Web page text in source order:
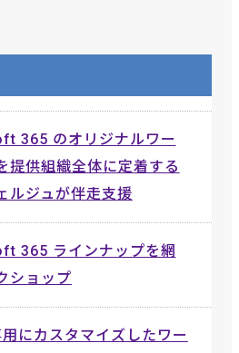
365 のオリジナルワー
提供組織全体に定着する
ルジュが伴走支援
365 ラインナップを網
ショップ
にカスタマイズしたワー